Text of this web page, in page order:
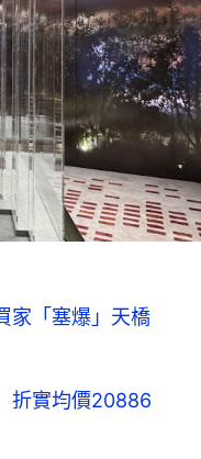
家「塞爆」天橋
折實均價20886